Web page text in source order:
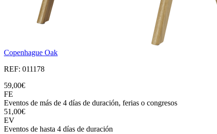
Copenhague Oak
REF: 011178
59,00€
FE
Eventos de más de 4 días de duración, ferias o congresos
51,00€
EV
Eventos de hasta 4 días de duración